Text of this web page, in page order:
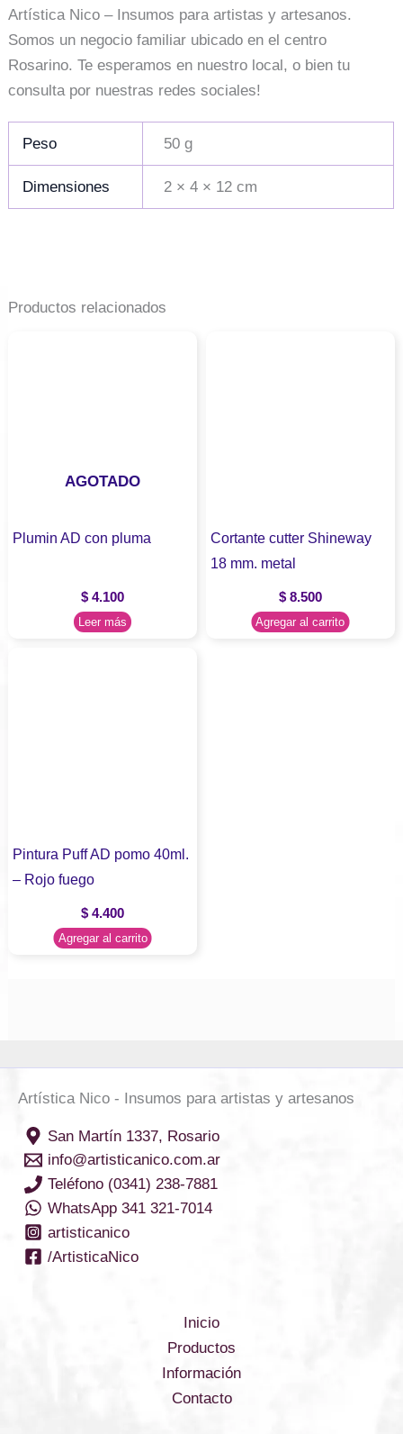
Artística Nico – Insumos para artistas y artesanos.
Somos un negocio familiar ubicado en el centro
Rosarino. Te esperamos en nuestro local, o bien tu
consulta por nuestras redes sociales!
Peso 50 g
Dimensiones 2 × 4 × 12 cm
Productos relacionados
AGOTADO
Plumin AD con pluma
$ 4.100
Leer más
Cortante cutter Shineway
18 mm. metal
$8.500
Agregar al carrito
Pintura Puff AD pomo 40ml.
– Rojo fuego
$ 4.400
Agregar al carrito
Artística Nico - Insumos para artistas y artesanos
San Martín 1337, Rosario
info@artisticanico.com.ar
Teléfono (0341) 238-7881
WhatsApp 341 321-7014
artisticanico
/ArtisticaNico
Inicio
Productos
Información
Contacto